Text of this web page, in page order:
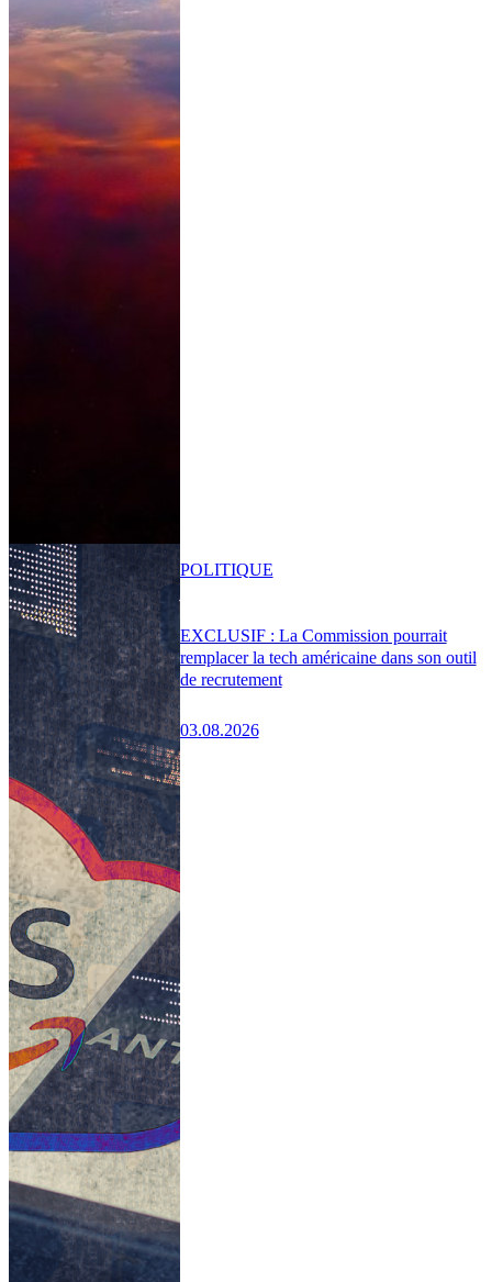
EXCLUSIF : La Commission pourrait
remplacer la tech américaine dans son outil
de recrutement
03.08.2026
POLITIQUE